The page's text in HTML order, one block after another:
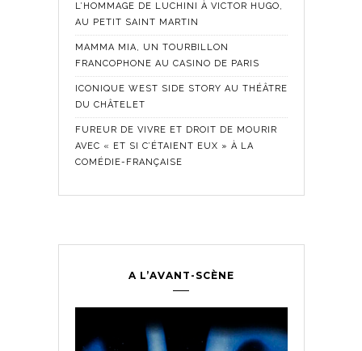
L’HOMMAGE DE LUCHINI À VICTOR HUGO,
AU PETIT SAINT MARTIN
MAMMA MIA, UN TOURBILLON
FRANCOPHONE AU CASINO DE PARIS
ICONIQUE WEST SIDE STORY AU THÉÂTRE
DU CHÂTELET
FUREUR DE VIVRE ET DROIT DE MOURIR
AVEC « ET SI C’ÉTAIENT EUX » À LA
COMÉDIE-FRANÇAISE
A L’AVANT-SCÈNE